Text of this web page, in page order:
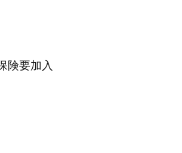
要加入